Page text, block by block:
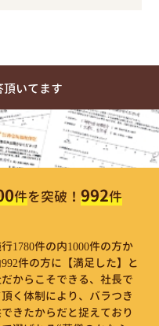
いてます
件を突破！ 992件
1780件の内1000件の方か
件の方に【満足した】と
からこそできる、社長で
く体制により、バラつき
きたからだと捉えており